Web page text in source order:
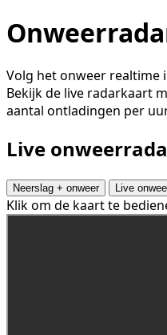
Volg het onweer realtime
Bekijk de live radarkaart
aantal ontladingen per
Live
Neerslag + onweer Live
Klik om de kaart te